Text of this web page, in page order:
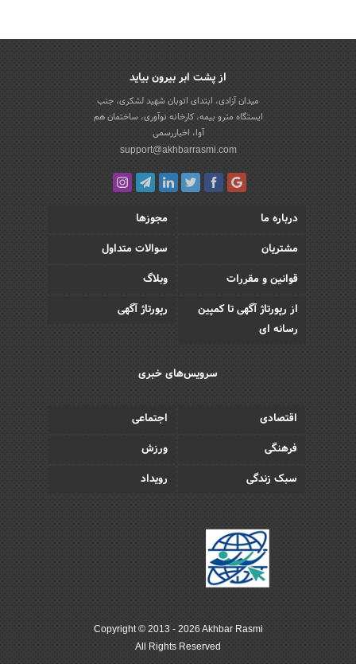
از پشت ابر بیرون بیاید
میدان آزادی، ابتدای اتوبان شهید لشکری، جنب
ایستگاه مترو بیمه، کارخانه نوآوری، ساختمان هم
آوا، اخباررسمی
support@akhbarrasmi.com
درباره ما
مجوزها
مشتریان
سوالات متداول
قوانین و مقررات
وبلاگ
از رپورتاژ آگهی تا کمپین
رسانه ای
رپورتاژ آگهی
سرویس‌های خبری
اقتصادی
اجتماعی
فرهنگی
ورزش
سبک زندگی
رویداد
Copyright © 2013 - 2026 Akhbar Rasmi
All Rights Reserved